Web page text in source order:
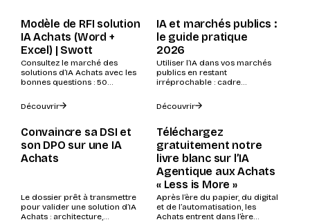
Modèle de RFI solution
IA Achats (Word +
Excel) | Swott
Consultez le marché des
solutions d’IA Achats avec les
bonnes questions : 50
télécharger.
Découvrir
IA et marchés publics :
le guide pratique
2026
Utiliser l’IA dans vos marchés
publics en restant
irréprochable : cadre
par étape et échéance loi
Climat...
Découvrir
Convaincre sa DSI et
son DPO sur une IA
Achats
Le dossier prêt à transmettre
pour valider une solution d’IA
Achats : architecture,
Téléchargez
gratuitement notre
livre blanc sur l’IA
Agentique aux Achats
« Less is More »
Après l’ère du papier, du digital
et de l’automatisation, les
Achats entrent dans l’ère